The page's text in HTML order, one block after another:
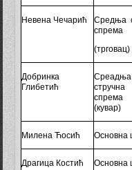
Невена Чечарић
Средња
спрема
(трговац)
Добринка
Глибетић
Среадња
стручна
(кувар)
Милена Ћосић Основна
Драгица Костић Основна